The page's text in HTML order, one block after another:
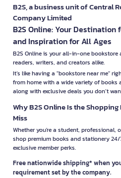
B2S, a business unit of Central
Company Limited
B2S Online: Your Destination
and Inspiration for All Ages
B2S Online is your all-in-one
readers, writers, and creators alike.
It’s like having a "bookstore near me"
from home with a wide variety of
along with exclusive deals you don’t
Why B2S Online Is the
Miss
Whether you're a student, professional,
shop premium books and stationery
exclusive member perks.
Free nationwide shipping* when
requirement set by the company.